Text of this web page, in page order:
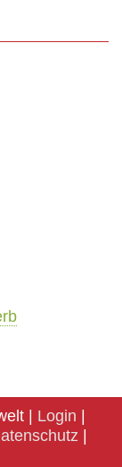
| Login |
|